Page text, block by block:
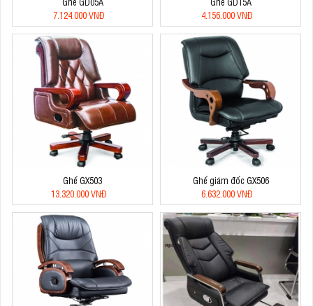
7.124.000 VNĐ
4.156.000 VNĐ
Ghế GX503
13.320.000 VNĐ
Ghế giám đốc GX506
6.632.000 VNĐ